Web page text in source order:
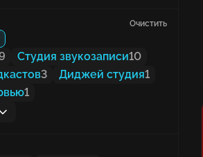
Очистить
Студия звукозаписи10
3 Диджей студия1
1